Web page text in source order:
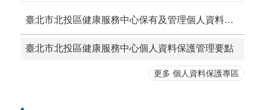
臺北市北投區健康服務中心保有及管理個人資料之項目彙整表
臺北市北投區健康服務中心個人資料保護管理要點
更多 個人資料保護專區